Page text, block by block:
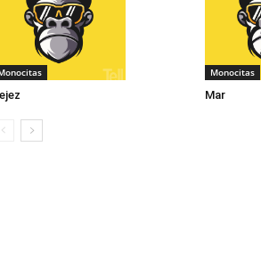
Monocitas
Mar